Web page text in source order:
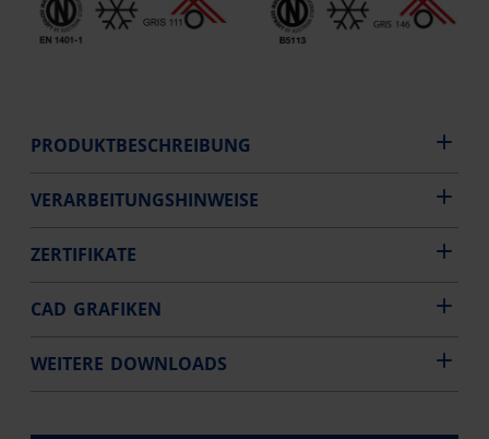
PRODUKTBESCHREIBUNG
VERARBEITUNGSHINWEISE
ZERTIFIKATE
CAD GRAFIKEN
WEITERE DOWNLOADS